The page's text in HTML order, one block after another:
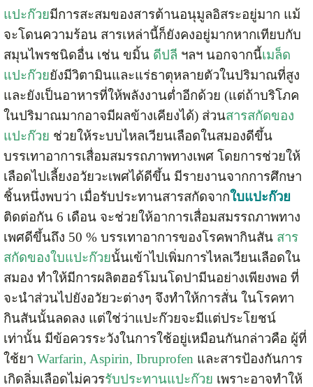
แปะก๊วยมีการสะสมของสารต้านอนุมูลอิสระอยู่มาก แม้
จะโดนความร้อน สารเหล่านี้ก็ยังคงอยู่มากหากเทียบกับ
สมุนไพรชนิดอื่น เช่น ขมิ้นดีปลี ฯลฯ นอกจากนี้เมล็ด
แปะก๊วยยังมีวิตามินและแร่ธาตุหลายตัวในปริมาณที่สูง
และยังเป็นอาหารที่ให้พลังงานต่ำอีกด้วย (แต่ถ้าบริโภค
ในปริมาณมากอาจมีผลข้างเคียงได้) ส่วนสารสกัดของ
แปะก๊วย ช่วยให้ระบบไหลเวียนเลือดในสมองดีขึ้น
บรรเทาอาการเสื่อมสมรรถภาพทางเพศ โดยการช่วยให้
เลือดไปเลี้ยงอวัยวะเพศได้ดีขึ้น มีรายงานจากการศึกษา
ชิ้นหนึ่งพบว่า เมื่อรับประทานสารสกัดจากใบแปะก๊วย
ติดต่อกัน 6 เดือน จะช่วยให้อาการเสื่อมสมรรถภาพทาง
เพศดีขึ้นถึง 50 % บรรเทาอาการของโรคพากินสัน สาร
สกัดของใบแปะก๊วยนั้นเข้าไปเพิ่มการไหลเวียนเลือดใน
สมอง ทำให้มีการผลิตฮอร์โมนโดปามีนอย่างเพียงพอ ที่
จะนำส่วนไปยังอวัยวะต่างๆ จึงทำให้การสั่น ในโรคทา
กินสันนั้นลดลง แต่ใช่ว่าแปะก๊วยจะมีแต่ประโยชน์
เท่านั้น มีข้อควรระวังในการใช้อยู่เหมือนกันกล่าวคือ ผู้ที่
ใช้ยา Warfarin, Aspirin, Ibruprofen และสารป้องกันการ
เกิดลิ่มเลือดไม่ควรรับประทานแปะก๊วย เพราะอาจทำให้